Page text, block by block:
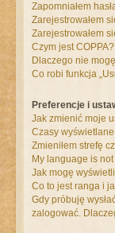
Zapomniałem
Zarejestrowałem
Zarejestrowałem
Czym jest COPPA?
Dlaczego nie
Co robi funkcja
Preferencje i
Jak zmienić moje
Czasy
Zmieniłem strefę
My language is
Jak mogę
Co to jest ranga i
Gdy próbuję
zalogować.